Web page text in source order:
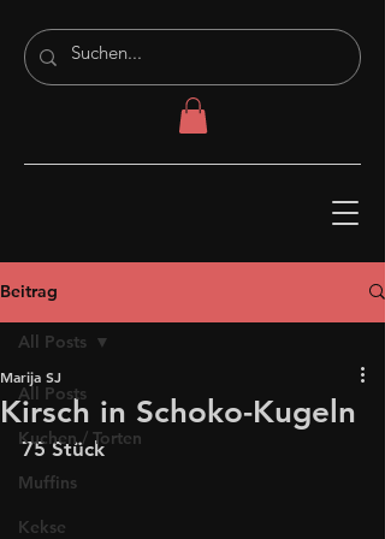
Beitrag
All Posts
Kuchen / Torten
Muffins
Kekse
All Posts
Kirsch in Schoko-Kugeln
Marija SJ
75 Stück